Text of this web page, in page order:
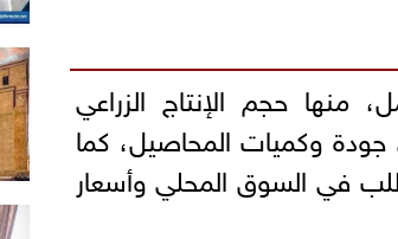
منها حجم الإنتاج الزراعي
وكميات المحاصيل، كما
في السوق المحلي وأسعار